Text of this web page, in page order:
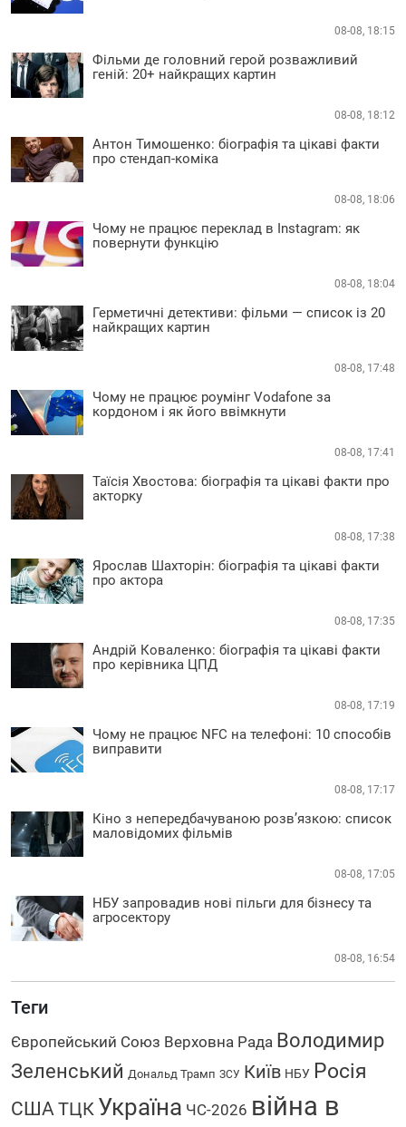
08-08, 18:15
Фільми де головний герой розважливий
геній: 20+ найкращих картин
08-08, 18:12
Антон Тимошенко: біографія та цікаві факти
про стендап-коміка
08-08, 18:06
Чому не працює переклад в Instagram: як
повернути функцію
08-08, 18:04
Герметичні детективи: фільми — список із 20
найкращих картин
08-08, 17:48
Чому не працює роумінг Vodafone за
кордоном і як його ввімкнути
08-08, 17:41
Таїсія Хвостова: біографія та цікаві факти про
акторку
08-08, 17:38
Ярослав Шахторін: біографія та цікаві факти
про актора
08-08, 17:35
Андрій Коваленко: біографія та цікаві факти
про керівника ЦПД
08-08, 17:19
Чому не працює NFC на телефоні: 10 способів
виправити
08-08, 17:17
Кіно з непередбачуваною розв’язкою: список
маловідомих фільмів
08-08, 17:05
НБУ запровадив нові пільги для бізнесу та
агросектору
08-08, 16:54
Теги
Європейський Союз Верховна Рада Володимир
Зеленський Дональд Трамп ЗСУ Київ НБУ Росія
СШАТЦК Україна ЧС-2026 війна в